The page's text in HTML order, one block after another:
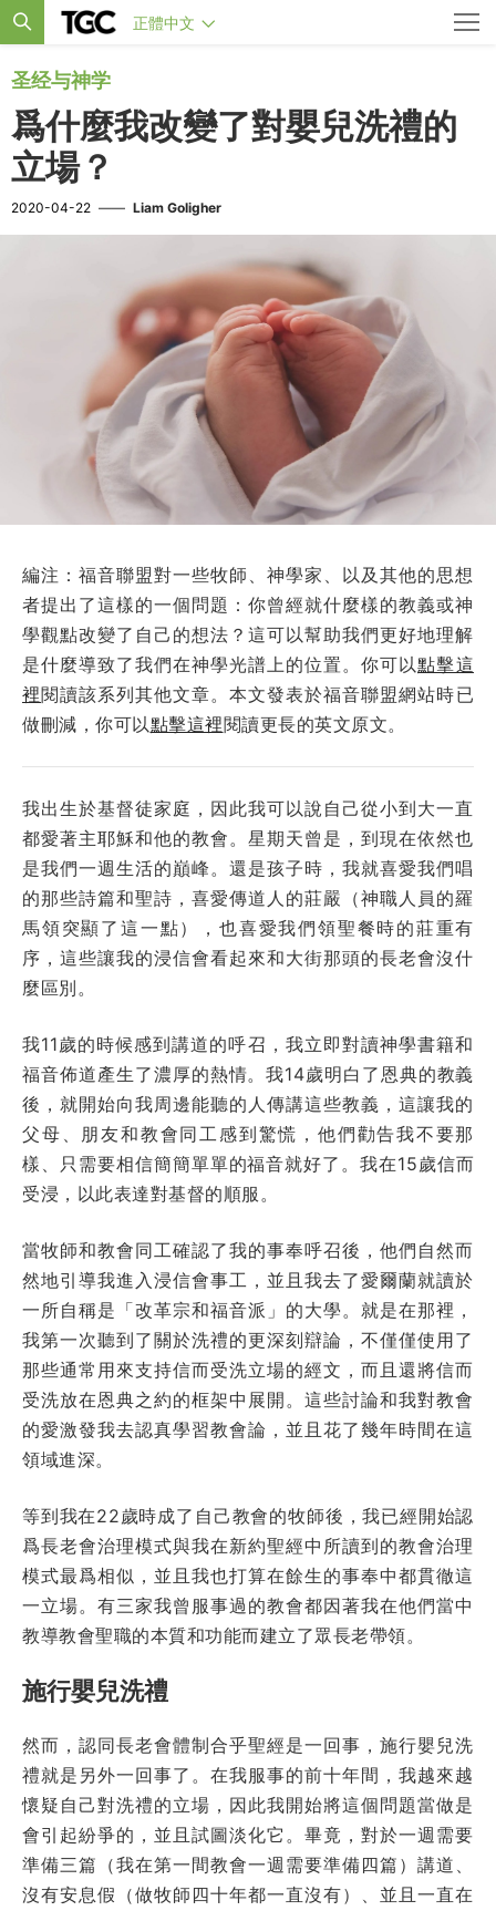
正體中文
圣经与神学
爲什麼我改變了對嬰兒洗禮的
立場？
2020-04-22 —— Liam Goligher
編注：福音聯盟對一些牧師、神學家、以及其他的思想
者提出了這樣的一個問題：你曾經就什麼樣的教義或神
學觀點改變了自己的想法？這可以幫助我們更好地理解
是什麼導致了我們在神學光譜上的位置。你可以點擊這
裡閱讀該系列其他文章。本文發表於福音聯盟網站時已
做刪減，你可以點擊這裡閱讀更長的英文原文。
我出生於基督徒家庭，因此我可以說自己從小到大一直
都愛著主耶穌和他的教會。星期天曾是，到現在依然也
是我們一週生活的巔峰。還是孩子時，我就喜愛我們唱
的那些詩篇和聖詩，喜愛傳道人的莊嚴（神職人員的羅
馬領突顯了這一點），也喜愛我們領聖餐時的莊重有
序，這些讓我的浸信會看起來和大街那頭的長老會沒什
麼區別。
我11歲的時候感到講道的呼召，我立即對讀神學書籍和
福音佈道產生了濃厚的熱情。我14歲明白了恩典的教義
後，就開始向我周邊能聽的人傳講這些教義，這讓我的
父母、朋友和教會同工感到驚慌，他們勸告我不要那
樣、只需要相信簡簡單單的福音就好了。我在15歲信而
受浸，以此表達對基督的順服。
當牧師和教會同工確認了我的事奉呼召後，他們自然而
然地引導我進入浸信會事工，並且我去了愛爾蘭就讀於
一所自稱是「改革宗和福音派」的大學。就是在那裡，
我第一次聽到了關於洗禮的更深刻辯論，不僅僅使用了
那些通常用來支持信而受洗立場的經文，而且還將信而
受洗放在恩典之約的框架中展開。這些討論和我對教會
的愛激發我去認真學習教會論，並且花了幾年時間在這
領域進深。
等到我在22歲時成了自己教會的牧師後，我已經開始認
爲長老會治理模式與我在新約聖經中所讀到的教會治理
模式最爲相似，並且我也打算在餘生的事奉中都貫徹這
一立場。有三家我曾服事過的教會都因著我在他們當中
教導教會聖職的本質和功能而建立了眾長老帶領。
施行嬰兒洗禮
然而，認同長老會體制合乎聖經是一回事，施行嬰兒洗
禮就是另外一回事了。在我服事的前十年間，我越來越
懷疑自己對洗禮的立場，因此我開始將這個問題當做是
會引起紛爭的，並且試圖淡化它。畢竟，對於一週需要
準備三篇（我在第一間教會一週需要準備四篇）講道、
沒有安息假（做牧師四十年都一直沒有）、並且一直在